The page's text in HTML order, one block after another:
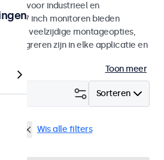
voor industrieel en
17 inch monitoren bieden
en veelzijdige montageopties,
integreren zijn in elke applicatie en
Toon meer
Sorteren
Wis alle filters